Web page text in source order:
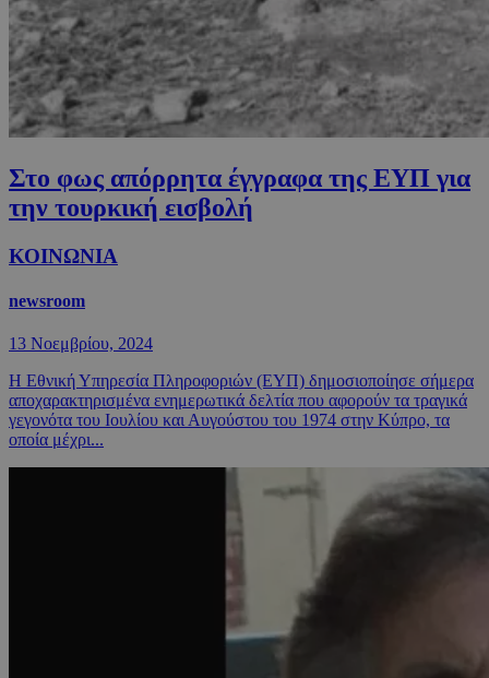
Στο φως απόρρητα έγγραφα της ΕΥΠ για
την τουρκική εισβολή
ΚΟΙΝΩΝΙΑ
newsroom
13 Νοεμβρίου, 2024
Η Εθνική Υπηρεσία Πληροφοριών (ΕΥΠ) δημοσιοποίησε σήμερα
αποχαρακτηρισμένα ενημερωτικά δελτία που αφορούν τα τραγικά
γεγονότα του Ιουλίου και Αυγούστου του 1974 στην Κύπρο, τα
οποία μέχρι...